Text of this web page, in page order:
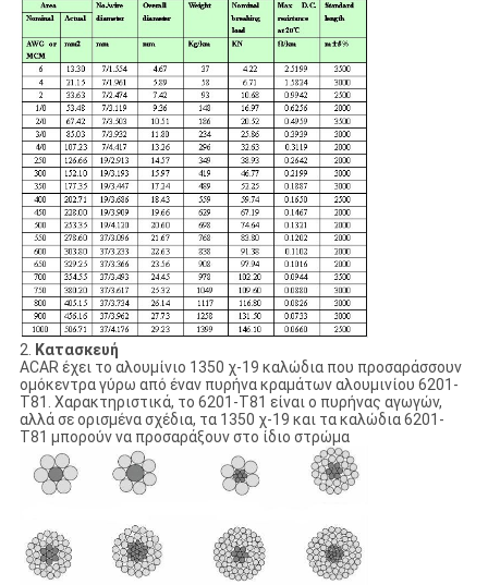
2.
Κατασκευή
ACAR έχει το αλουμίνιο 1350 χ-19 καλώδια που προσαράσσουν
ομόκεντρα γύρω από έναν πυρήνα κραμάτων αλουμινίου 6201-
T81. Χαρακτηριστικά, το 6201-T81 είναι ο πυρήνας αγωγών,
αλλά σε ορισμένα σχέδια, τα 1350 χ-19 και τα καλώδια 6201-
T81 μπορούν να προσαράξουν στο ίδιο στρώμα